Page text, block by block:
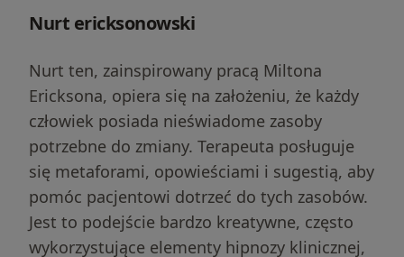
Nurt ericksonowski
Nurt ten, zainspirowany pracą Miltona
Ericksona, opiera się na założeniu, że każdy
człowiek posiada nieświadome zasoby
potrzebne do zmiany. Terapeuta posługuje
się metaforami, opowieściami i sugestią, aby
pomóc pacjentowi dotrzeć do tych zasobów.
Jest to podejście bardzo kreatywne, często
wykorzystujące elementy hipnozy klinicznej,